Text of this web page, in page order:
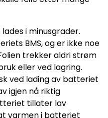
i minusgrader.
BMS, og er ikke noe
trekker aldri strøm
eller ved lagring.
ved lading av batteriet
igjen nå riktig
tillater lav
varmen i batteriet